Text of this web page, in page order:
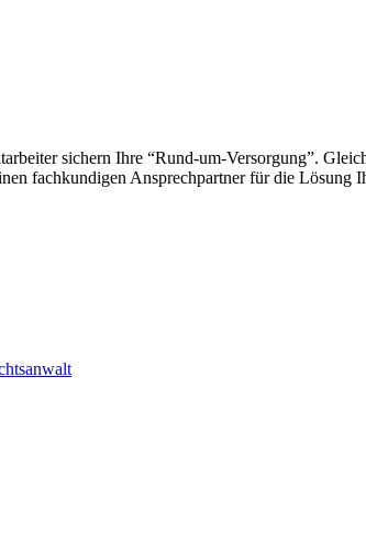
sichern Ihre “Rund-um-Versorgung”.
fachkundigen Ansprechpartner für die